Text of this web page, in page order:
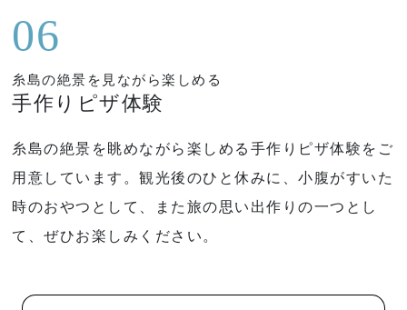
06
糸島の絶景を見ながら楽しめる
手作りピザ体験
糸島の絶景を眺めながら楽しめる手作りピザ体験をご
用意しています。観光後のひと休みに、小腹がすいた
時のおやつとして、また旅の思い出作りの一つとし
て、ぜひお楽しみください。